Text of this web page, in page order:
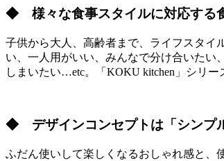
◆ 様々な食事スタイルに対応する
子供から大人、高齢者まで、ライフスタイ
い、一人用がいい、みんなで分け合いたい
しまいたい…etc。「KOKU kitchen」シリ
◆ デザインコンセプトは「シンプ
ふだん使いして楽しくなるおしゃれ感と、